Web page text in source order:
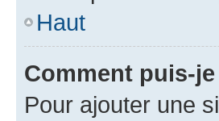
Haut
Comment puis-
Pour ajouter une